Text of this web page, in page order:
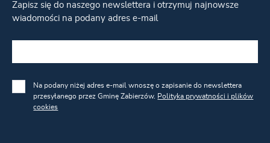
Zapisz się do naszego newslettera i otrzymuj najnowsze
wiadomości na podany adres e-mail
Na podany niżej adres e-mail wnoszę o zapisanie do newslettera
przesyłanego przez Gminę Zabierzów. Polityka prywatności i plików
cookies